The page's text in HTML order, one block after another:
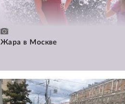
Жара в Москве